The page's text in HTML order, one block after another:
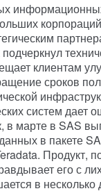
клиентам
сроков
систем дает
в марте в SAS
в пакете
Продукт,
его с
в несколько